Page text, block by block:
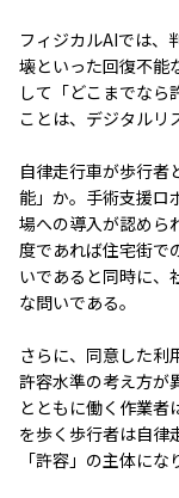
フィジカルAIでは、
壊といった回復不能
して「どこまでなら
ことは、デジタルリ
自律走行車が歩行者
能」か。手術支援ロ
場への導入が認めら
度であれば住宅街で
いであると同時に、
な問いである。
さらに、同意した利
許容水準の考え方が
とともに働く作業者
を歩く歩行者は自律
「許容」の主体にな